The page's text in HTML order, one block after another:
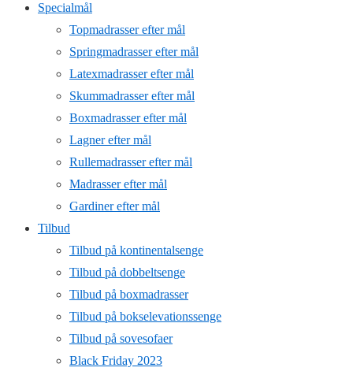
Specialmål
Topmadrasser efter mål
Springmadrasser efter mål
Latexmadrasser efter mål
Skummadrasser efter mål
Boxmadrasser efter mål
Lagner efter mål
Rullemadrasser efter mål
Madrasser efter mål
Gardiner efter mål
Tilbud
Tilbud på kontinentalsenge
Tilbud på dobbeltsenge
Tilbud på boxmadrasser
Tilbud på bokselevationssenge
Tilbud på sovesofaer
Black Friday 2023